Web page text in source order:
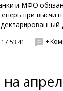
и МФО
при
+